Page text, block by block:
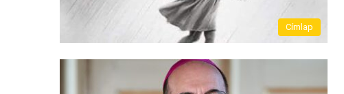
Címlap